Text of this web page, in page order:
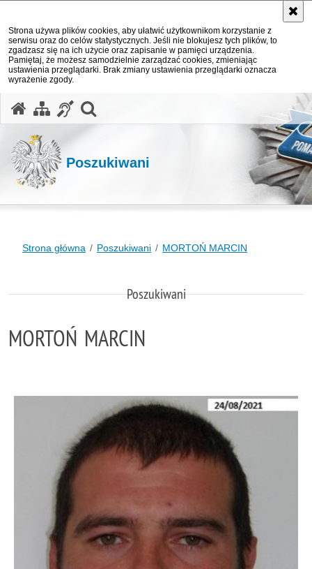
Strona używa plików cookies, aby ułatwić użytkownikom korzystanie z
serwisu oraz do celów statystycznych. Jeśli nie blokujesz tych plików, to
zgadzasz się na ich użycie oraz zapisanie w pamięci urządzenia.
Pamiętaj, że możesz samodzielnie zarządzać cookies, zmieniając
ustawienia przeglądarki. Brak zmiany ustawienia przeglądarki oznacza
wyrażenie zgody.
Poszukiwani
Strona główna Poszukiwani MORTOŃ MARCIN
Poszukiwani
MORTOŃ MARCIN